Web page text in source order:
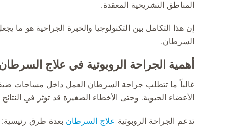
المناطق التشريحية المعقدة.
إن هذا التكامل بين التكنولوجيا والخبرة الجراحية هو ما
السرطان.
أهمية الجراحة الروبوتية في علاج
غالباً ما تتطلب جراحة السرطان العمل داخل مساحات
الأعضاء الحيوية. وحتى الأخطاء الصغيرة قد تؤثر في
تدعم الجراحة الروبوتية علاج السرطان بعدة طرق رئيسية: